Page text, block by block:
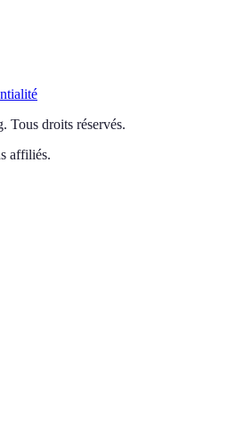
. Tous droits réservés.
affiliés.